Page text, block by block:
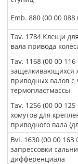
Emb. 880 (00 00 088
Tav. 1784 Клещи
вала привода
Tav. 1168 (00 00
защелкивающихся
приводных валов с
термопластмассы
Tav. 1256 (00 00
хомутов для
приводного вала
Bvi. 1630 (00 00 163
запрессовки
дифференциала